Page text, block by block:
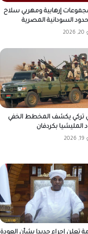
إرهابية ومهربي سلاح
السودانية المصرية
يكشف المخطط الخفي
المليشيا بكردفان
تعلن إجراء جديدا بشأن العودة